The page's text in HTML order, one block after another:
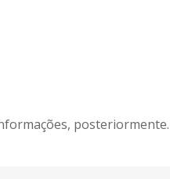
posteriormente.